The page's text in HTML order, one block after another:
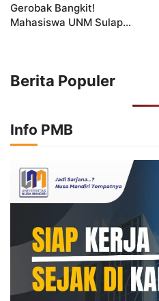
Gerobak Bangkit!
Mahasiswa UNM Sulap
Berita Populer
Info PMB